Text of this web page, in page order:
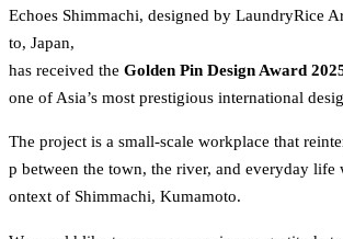
Echoes Shimmachi, designed by LaundryRice
to, Japan,
has received the Golden Pin Design Award
one of Asia’s most prestigious international
The project is a small-scale workplace that
p between the town, the river, and everyday
ontext of Shimmachi, Kumamoto.